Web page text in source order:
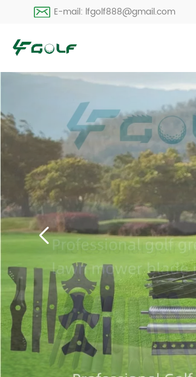
E-mail: lfgolf888@gmail.com